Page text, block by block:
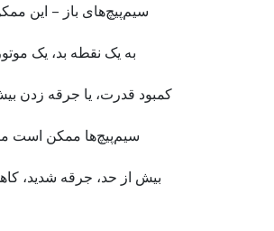
سیم‌پیچ‌های باز – این
به یک نقطه بد، یک
کمبود قدرت، یا جرقه زدن
سیم‌پیچ‌ها ممکن است
بیش از حد، جرقه شدید،